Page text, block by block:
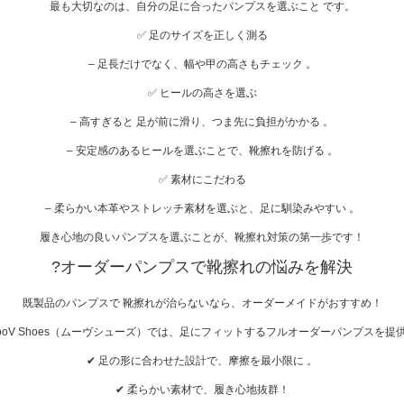
最も大切なのは、自分の足に合ったパンプスを選ぶこと です。
✅ 足のサイズを正しく測る
– 足長だけでなく、幅や甲の高さもチェック 。
✅ ヒールの高さを選ぶ
– 高すぎると 足が前に滑り、つま先に負担がかかる 。
– 安定感のあるヒールを選ぶことで、靴擦れを防げる 。
✅ 素材にこだわる
– 柔らかい本革やストレッチ素材を選ぶと、足に馴染みやすい 。
履き心地の良いパンプスを選ぶことが、靴擦れ対策の第一歩です！
?オーダーパンプスで靴擦れの悩みを解決
既製品のパンプスで 靴擦れが治らないなら、オーダーメイドがおすすめ！
Shoes（ムーヴシューズ）では、足にフィットするフルオーダーパンプスを提
✔ 足の形に合わせた設計で、摩擦を最小限に 。
✔ 柔らかい素材で、履き心地抜群！